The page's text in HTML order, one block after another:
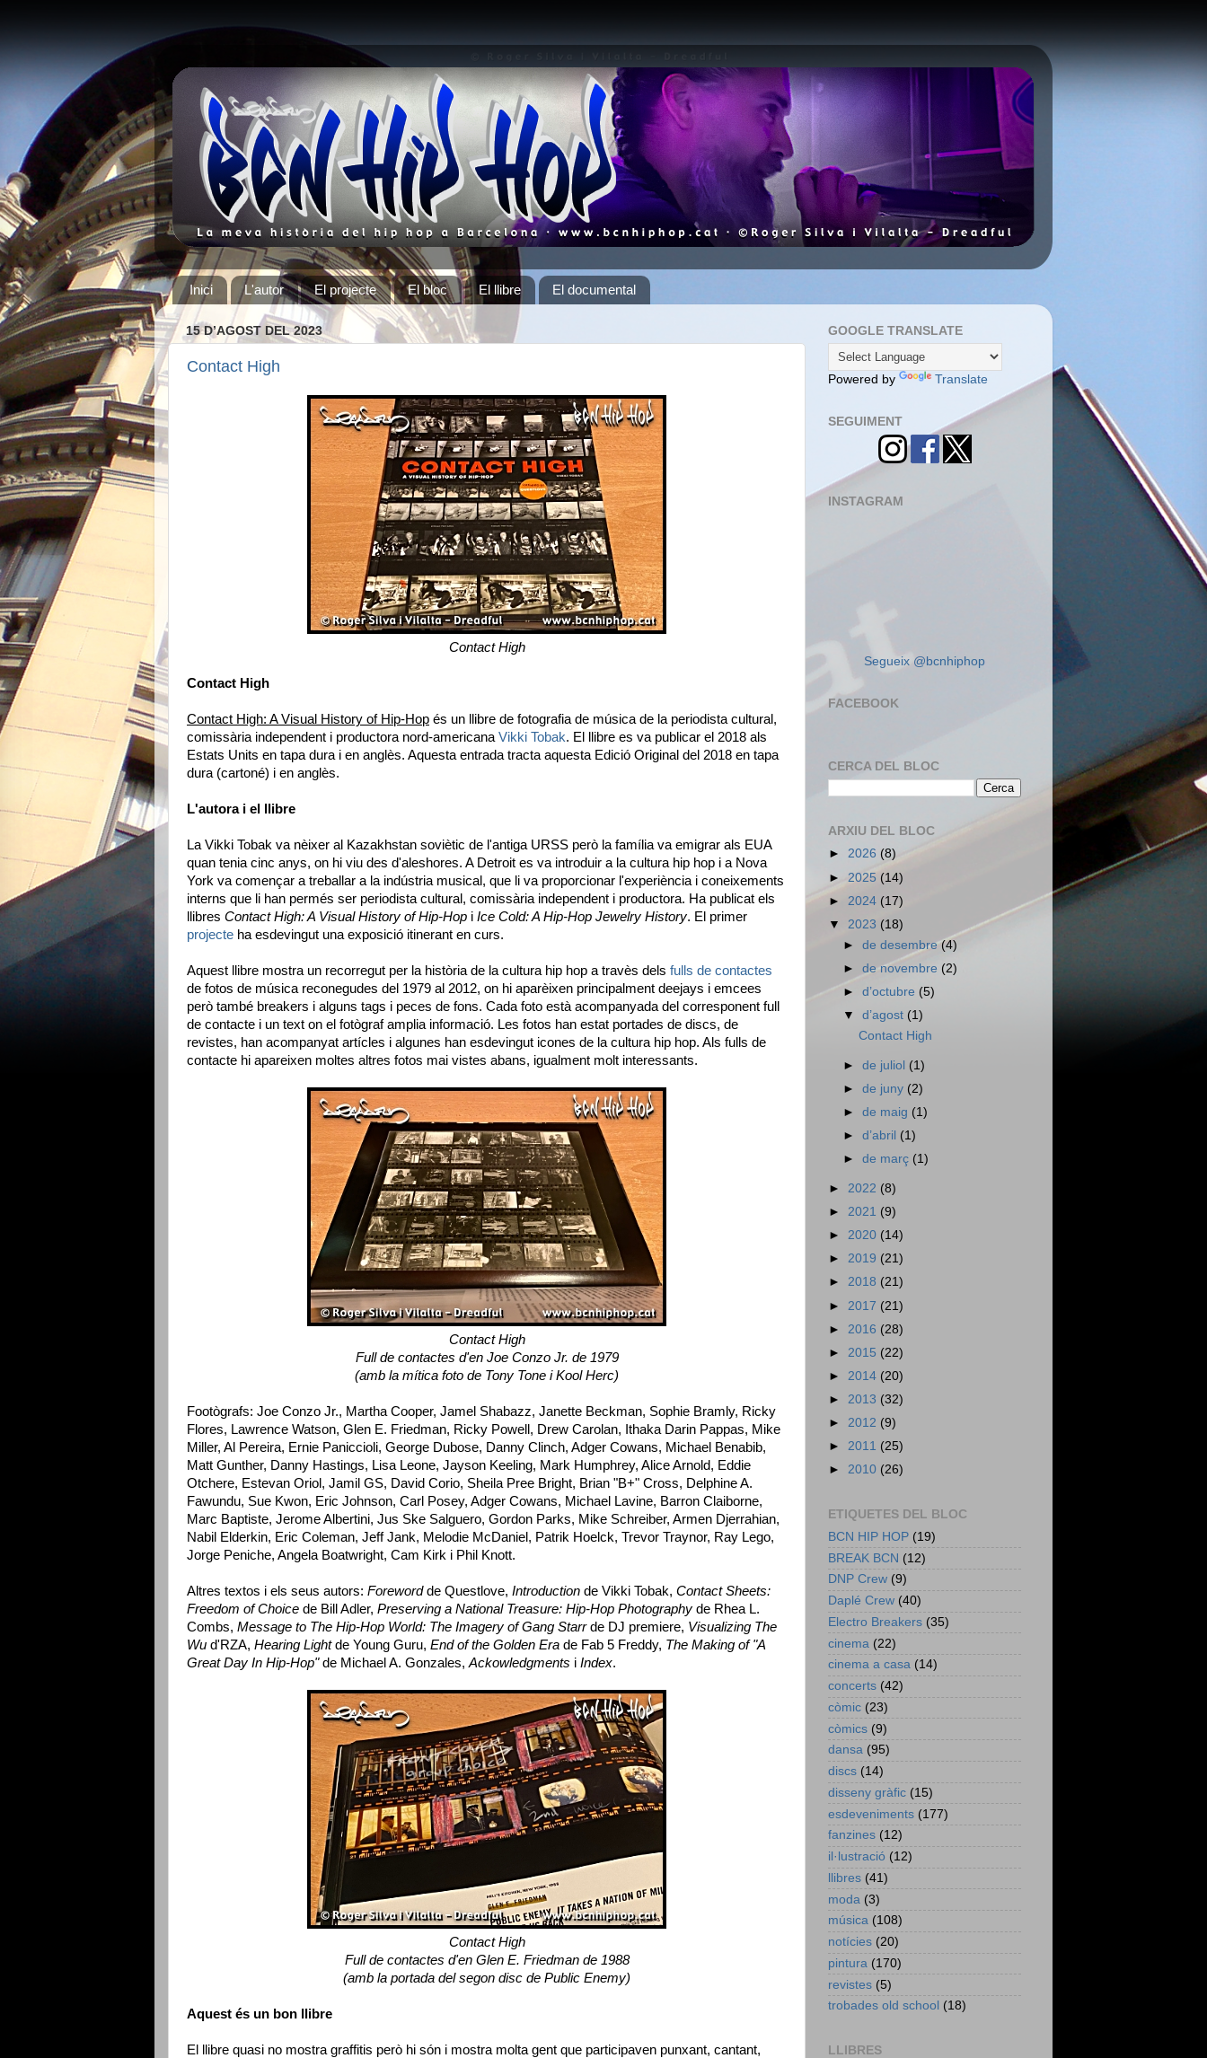
Inici L'autor El projecte El bloc El llibre El documental
15 D’AGOST DEL 2023
Contact High
Contact High
Contact High
Contact High: A Visual History of Hip-Hop és un llibre de fotografia de música de la periodista cultural,
comissària independent i productora nord-americana Vikki Tobak. El llibre es va publicar el 2018 als
Estats Units en tapa dura i en anglès. Aquesta entrada tracta aquesta Edició Original del 2018 en tapa
dura (cartoné) i en anglès.
L'autora i el llibre
La Vikki Tobak va nèixer al Kazakhstan soviètic de l'antiga URSS però la família va emigrar als EUA
quan tenia cinc anys, on hi viu des d'aleshores. A Detroit es va introduir a la cultura hip hop i a Nova
York va començar a treballar a la indústria musical, que li va proporcionar l'experiència i coneixements
interns que li han permés ser periodista cultural, comissària independent i productora. Ha publicat els
llibres Contact High: A Visual History of Hip-Hop i Ice Cold: A Hip-Hop Jewelry History. El primer
projecte ha esdevingut una exposició itinerant en curs.
Aquest llibre mostra un recorregut per la història de la cultura hip hop a travès dels fulls de contactes
de fotos de música reconegudes del 1979 al 2012, on hi aparèixen principalment deejays i emcees
però també breakers i alguns tags i peces de fons. Cada foto està acompanyada del corresponent full
de contacte i un text on el fotògraf amplia informació. Les fotos han estat portades de discs, de
revistes, han acompanyat artícles i algunes han esdevingut icones de la cultura hip hop. Als fulls de
contacte hi apareixen moltes altres fotos mai vistes abans, igualment molt interessants.
Contact High
Full de contactes d'en Joe Conzo Jr. de 1979
(amb la mítica foto de Tony Tone i Kool Herc)
Footògrafs: Joe Conzo Jr., Martha Cooper, Jamel Shabazz, Janette Beckman, Sophie Bramly, Ricky
Flores, Lawrence Watson, Glen E. Friedman, Ricky Powell, Drew Carolan, Ithaka Darin Pappas, Mike
Miller, Al Pereira, Ernie Paniccioli, George Dubose, Danny Clinch, Adger Cowans, Michael Benabib,
Matt Gunther, Danny Hastings, Lisa Leone, Jayson Keeling, Mark Humphrey, Alice Arnold, Eddie
Otchere, Estevan Oriol, Jamil GS, David Corio, Sheila Pree Bright, Brian "B+" Cross, Delphine A.
Fawundu, Sue Kwon, Eric Johnson, Carl Posey, Adger Cowans, Michael Lavine, Barron Claiborne,
Marc Baptiste, Jerome Albertini, Jus Ske Salguero, Gordon Parks, Mike Schreiber, Armen Djerrahian,
Nabil Elderkin, Eric Coleman, Jeff Jank, Melodie McDaniel, Patrik Hoelck, Trevor Traynor, Ray Lego,
Jorge Peniche, Angela Boatwright, Cam Kirk i Phil Knott.
Altres textos i els seus autors: Forewordde Questlove, Introduction de Vikki Tobak, Contact Sheets:
Freedom of Choice de Bill Adler, Preserving a National Treasure: Hip-Hop Photography de Rhea L.
Combs, Message to The Hip-Hop World: The Imagery of Gang Starrde DJ premiere, Visualizing The
Wu d'RZA, Hearing Lightde Young Guru, End of the Golden Era de Fab 5 Freddy, The Making of "A
Great Day In Hip-Hop"de Michael A. Gonzales, Ackowledgments i Index.
Contact High
Full de contactes d'en Glen E. Friedman de 1988
(amb la portada del segon disc de Public Enemy)
Aquest és un bon llibre
El llibre quasi no mostra graffitis però hi són i mostra molta gent que participaven punxant, cantant,
GOOGLE TRANSLATE
Powered by Translate
SEGUIMENT
INSTAGRAM
Segueix @bcnhiphop
FACEBOOK
CERCA DEL BLOC
ARXIU DEL BLOC
► 2026 (8)
► 2025 (14)
► 2024 (17)
▼ 2023 (18)
►de desembre(4)
►de novembre (2)
►d’octubre (5)
▼d’agost (1)
Contact High
►de juliol (1)
►de juny (2)
►de maig (1)
►d’abril (1)
►de març (1)
► 2022 (8)
► 2021 (9)
► 2020 (14)
► 2019 (21)
► 2018 (21)
► 2017 (21)
► 2016 (28)
► 2015 (22)
► 2014 (20)
► 2013 (32)
► 2012 (9)
► 2011 (25)
► 2010 (26)
ETIQUETES DEL BLOC
BCN HIP HOP (19)
BREAK BCN (12)
DNP Crew (9)
Daplé Crew (40)
Electro Breakers (35)
cinema (22)
cinema a casa (14)
concerts (42)
còmic (23)
còmics (9)
dansa (95)
discs (14)
disseny gràfic (15)
esdeveniments (177)
fanzines (12)
il·lustració (12)
llibres (41)
moda (3)
música (108)
notícies (20)
pintura (170)
revistes (5)
trobades old school (18)
LLIBRES